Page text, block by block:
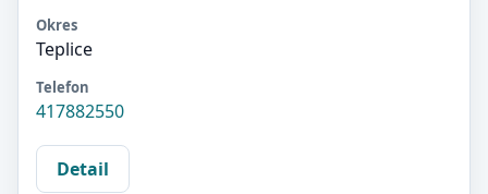
Okres
Teplice
Telefon
417882550
Detail